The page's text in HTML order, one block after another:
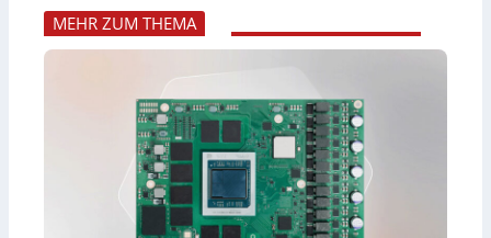
MEHR ZUM THEMA